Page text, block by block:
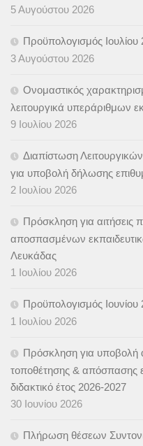
5 Αυγούστου 2026
Προϋπολογισμός Ιουλίου
3 Αυγούστου 2026
Ονομαστικός
λειτουργικά υπεράριθμων
9 Ιουλίου 2026
Διαπίστωση
για υποβολή δήλωσης
2 Ιουλίου 2026
Πρόσκληση για
αποσπασμένων
Λευκάδας
1 Ιουλίου 2026
Προϋπολογισμός Ιουνίου
1 Ιουλίου 2026
Πρόσκληση για υποβολή
τοποθέτησης & απόσπασης
διδακτικό έτος 2026-2027
30 Ιουνίου 2026
Πλήρωση θέσεων